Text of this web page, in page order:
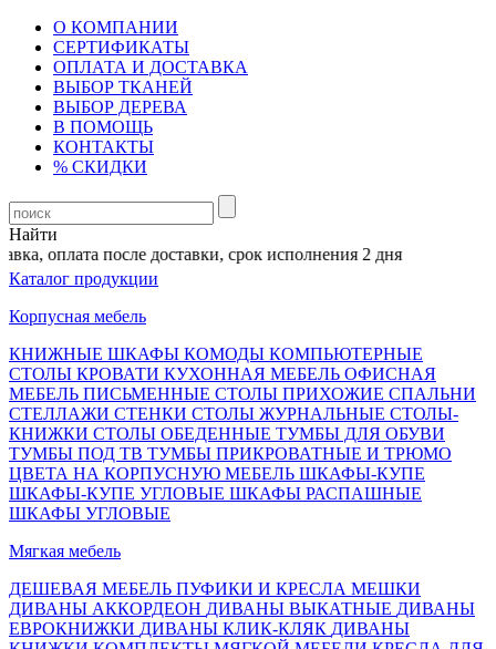
О КОМПАНИИ
СЕРТИФИКАТЫ
ОПЛАТА И ДОСТАВКА
ВЫБОР ТКАНЕЙ
ВЫБОР ДЕРЕВА
В ПОМОЩЬ
КОНТАКТЫ
% СКИДКИ
Найти
оплата после доставки, срок исполнения 2 дня
Каталог продукции
Корпусная мебель
КНИЖНЫЕ ШКАФЫ КОМОДЫ КОМПЬЮТЕРНЫЕ
СТОЛЫ КРОВАТИ КУХОННАЯ МЕБЕЛЬ ОФИСНАЯ
МЕБЕЛЬ ПИСЬМЕННЫЕ СТОЛЫ ПРИХОЖИЕ СПАЛЬНИ
СТЕЛЛАЖИ СТЕНКИ СТОЛЫ ЖУРНАЛЬНЫЕ СТОЛЫ-
КНИЖКИ СТОЛЫ ОБЕДЕННЫЕ ТУМБЫ ДЛЯ ОБУВИ
ТУМБЫ ПОД ТВ ТУМБЫ ПРИКРОВАТНЫЕ И ТРЮМО
ЦВЕТА НА КОРПУСНУЮ МЕБЕЛЬ ШКАФЫ-КУПЕ
ШКАФЫ-КУПЕ УГЛОВЫЕ ШКАФЫ РАСПАШНЫЕ
ШКАФЫ УГЛОВЫЕ
Мягкая мебель
ДЕШЕВАЯ МЕБЕЛЬ ПУФИКИ И КРЕСЛА МЕШКИ
ДИВАНЫ АККОРДЕОН ДИВАНЫ ВЫКАТНЫЕ ДИВАНЫ
ЕВРОКНИЖКИ ДИВАНЫ КЛИК-КЛЯК ДИВАНЫ